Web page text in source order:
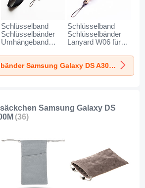
Schlüsselband
Schlüsselbänder
Umhängeband
Samsung Galaxy
DS A300G A300H
A300M Schwarz
Schlüsselband
Schlüsselbänder
Lanyard W06 für
DS A300G A300H
A300M Schwarz
Mehr Schlüsselbänder Samsung Galaxy DS A300G A300H A300M
Samsung Galaxy DS
(36)